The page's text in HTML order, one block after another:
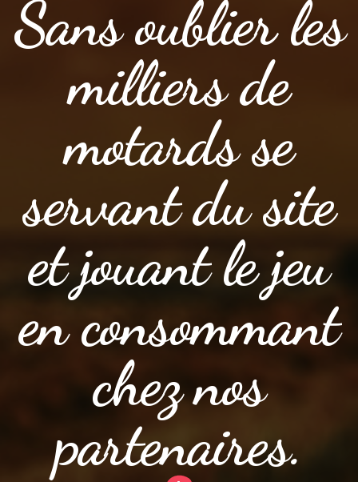
Sans oublier les
milliers de
motards se
servant du site
et jouant le jeu
en consommant
chez nos
partenaires.